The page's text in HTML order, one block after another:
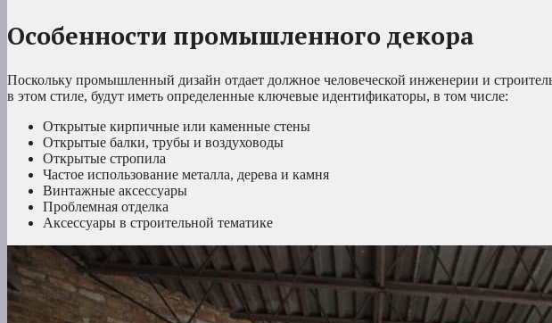
Особенности промышленного декора
Поскольку промышленный дизайн отдает должное человеческой инженерии и
в этом стиле, будут иметь определенные ключевые идентификаторы, в том числе:
Открытые кирпичные или каменные стены
Открытые балки, трубы и воздуховоды
Открытые стропила
Частое использование металла, дерева и камня
Винтажные аксессуары
Проблемная отделка
Аксессуары в строительной тематике